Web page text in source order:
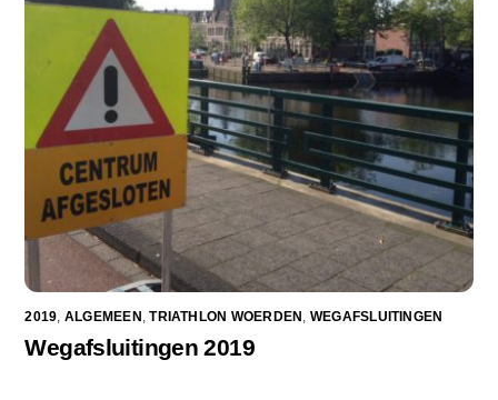
2019, ALGEMEEN ,TRIATHLON WOERDEN , WEGAFSLUITINGEN
Wegafsluitingen 2019